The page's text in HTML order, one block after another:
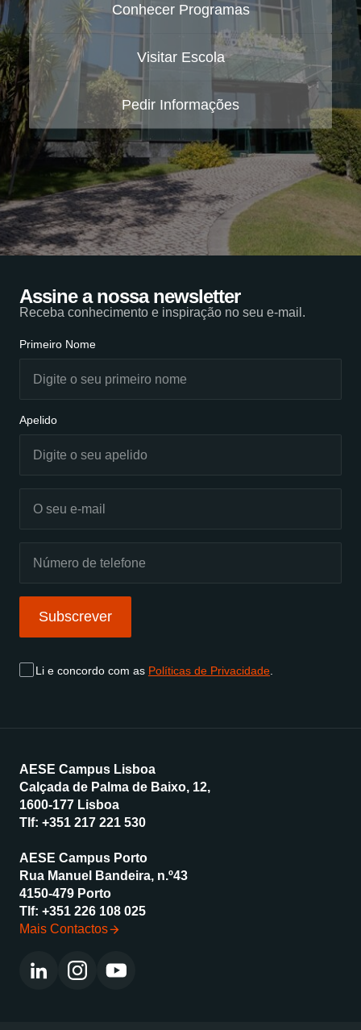
Conhecer Programas
Visitar Escola
Pedir Informações
Assine a nossa newsletter
Receba conhecimento e inspiração no seu e-mail.
Primeiro Nome
Apelido
Subscrever
Li e concordo com as Políticas de Privacidade
AESE Campus Lisboa
Calçada de Palma de Baixo, 12,
1600-177 Lisboa
Tlf: +351 217 221 530
AESE Campus Porto
Rua Manuel Bandeira, n.º43
4150-479 Porto
Tlf: +351 226 108 025
Mais Contactos